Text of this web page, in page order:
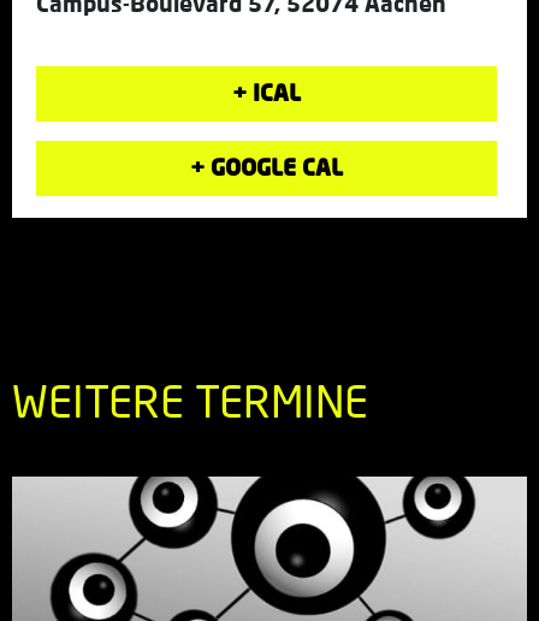
+ ICAL
+ GOOGLE CAL
WEITERE TERMINE